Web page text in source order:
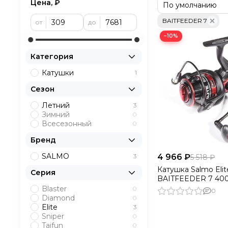
Тормоз
1 подшипник
Мгновенный
Включатель
Система
Высокоточный
Корпус
Шпуля
Шпуля
Размер
BAITFEEDER 7
−10%
4 966 ₽5 518 ₽
Катушка Salmo
BAITFEEDER 7
0
Цена, ₽
от до
Категория
Катушки
1
Сезон
Летний
3
Зимний 0
Всесезонный 0
Бренд
SALMO
3
Серия
Blaster
0
Diamond 0
Elite 3
Sniper 0
Taifun 0